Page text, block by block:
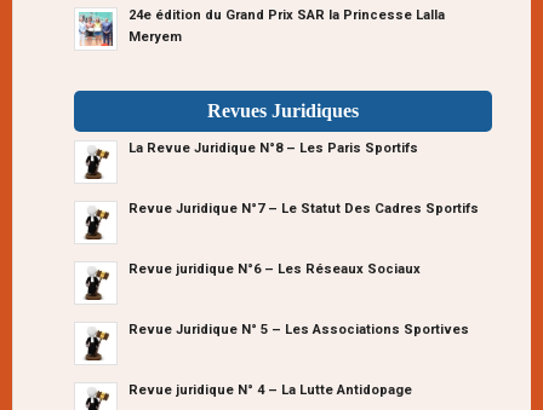
24e édition du Grand Prix SAR la Princesse Lalla
Meryem
Revues Juridiques
La Revue Juridique N°8 – Les Paris Sportifs
Revue Juridique N°7 – Le Statut Des Cadres Sportifs
Revue juridique N°6 – Les Réseaux Sociaux
Revue Juridique N° 5 – Les Associations Sportives
Revue juridique N° 4 – La Lutte Antidopage